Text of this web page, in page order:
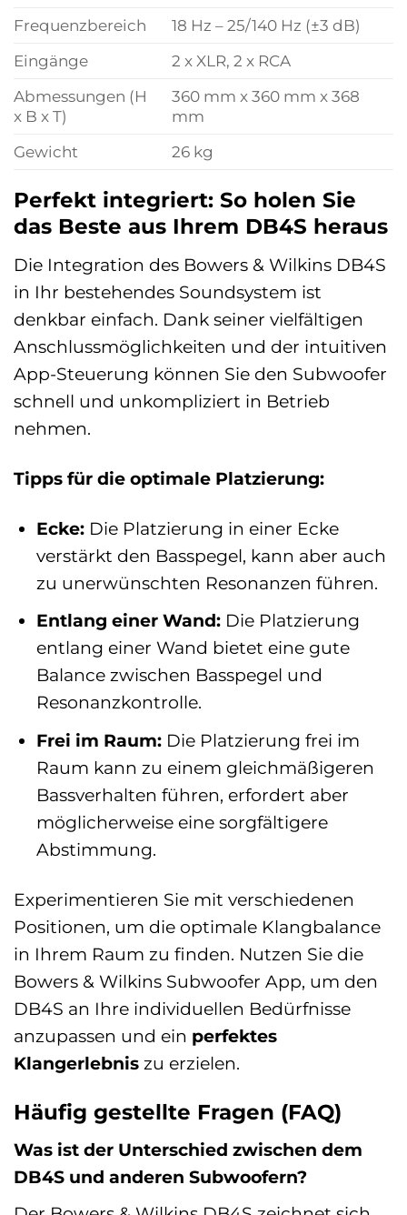
Frequenzbereich
18 Hz – 25/140 Hz (±3 dB)
Eingänge
2 x XLR, 2 x RCA
Abmessungen (H
x B x T)
360 mm x 360 mm x 368
mm
Gewicht
26 kg
Perfekt integriert: So holen Sie
das Beste aus Ihrem DB4S heraus
Die Integration des Bowers & Wilkins DB4S
in Ihr bestehendes Soundsystem ist
denkbar einfach. Dank seiner vielfältigen
Anschlussmöglichkeiten und der intuitiven
App-Steuerung können Sie den Subwoofer
schnell und unkompliziert in Betrieb
nehmen.
Tipps für die optimale Platzierung:
Ecke:Die Platzierung in einer Ecke
verstärkt den Basspegel, kann aber auch
zu unerwünschten Resonanzen führen.
Entlang einer Wand:Die Platzierung
entlang einer Wand bietet eine gute
Balance zwischen Basspegel und
Resonanzkontrolle.
Frei im Raum:Die Platzierung frei im
Raum kann zu einem gleichmäßigeren
Bassverhalten führen, erfordert aber
möglicherweise eine sorgfältigere
Abstimmung.
Experimentieren Sie mit verschiedenen
Positionen, um die optimale Klangbalance
in Ihrem Raum zu finden. Nutzen Sie die
Bowers & Wilkins Subwoofer App, um den
DB4S an Ihre individuellen Bedürfnisse
anzupassen und ein perfektes
Klangerlebnis zu erzielen.
Häufig gestellte Fragen (FAQ)
Was ist der Unterschied zwischen dem
DB4S und anderen Subwoofern?